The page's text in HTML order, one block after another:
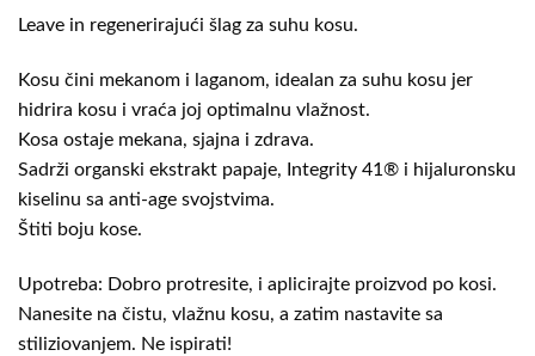
was:
38,00KM.
is:
30,40KM.
Leave in regenerirajući šlag za suhu kosu.
Kosu čini mekanom i laganom, idealan za suhu kosu jer
hidrira kosu i vraća joj optimalnu vlažnost.
Kosa ostaje mekana, sjajna i zdrava.
Sadrži organski ekstrakt papaje, Integrity 41® i hijaluronsku
kiselinu sa anti-age svojstvima.
Štiti boju kose.
Upotreba: Dobro protresite, i aplicirajte proizvod po kosi.
Nanesite na čistu, vlažnu kosu, a zatim nastavite sa
stiliziovanjem. Ne ispirati!